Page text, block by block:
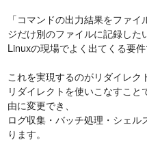
「コマンドの出力結果をファ
ジだけ別のファイルに記録した
Linuxの現場でよく出てくる要件
これを実現するのがリダイレク
リダイレクトを使いこなすこ
由に変更でき、
ログ収集・バッチ処理・シェ
ります。